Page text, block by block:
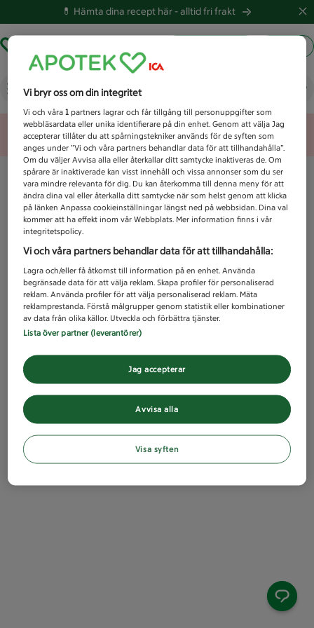
💊 Hämta dina recept här -alltid fri frakt
Vad letar du efter idag?
Unknown error
Vi bryr oss om din integritet
Vi och våra1 partners lagrar och får tillgång till personuppgifter som
webbläsardata eller unika identifierare på din enhet. Genom att välja Jag
accepterar tillåter du att spårningstekniker används för de syften som
anges under ”Vi och våra partners behandlar data för att tillhandahålla”.
Om du väljer Avvisa alla eller återkallar ditt samtycke inaktiveras de. Om
spårare är inaktiverade kan visst innehåll och vissa annonser som du ser
vara mindre relevanta för dig. Du kan återkomma till denna meny för att
ändra dina val eller återkalla ditt samtycke när som helst genom att klicka
på länken Anpassa cookieinställningar längst ned på webbsidan. Dina val
kommer att ha effekt inom vår Webbplats. Mer information finns i vår
integritetspolicy.
Vi och våra partners behandlar data för att tillhandahålla:
Lagra och/eller få åtkomst till information på en enhet. Använda
begränsade data för att välja reklam. Skapa profiler för personaliserad
reklam. Använda profiler för att välja personaliserad reklam. Mäta
reklamprestanda. Förstå målgrupper genom statistik eller kombinationer
av data från olika källor. Utveckla och förbättra tjänster.
Lista över partner (leverantörer)
Avvisa alla
Jag accepterar
Visa syften